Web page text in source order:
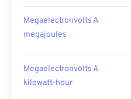
Megaelectronvolts A
megajoules
Megaelectronvolts A
kilowatt-hour